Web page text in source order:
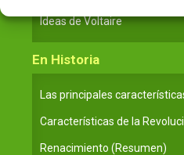
Ideas de Voltaire
En Historia
Las principales
Características de la
Renacimiento (Resumen)